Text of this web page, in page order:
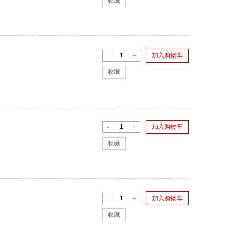
- + 加入购物车
收藏
- + 加入购物车
收藏
- + 加入购物车
收藏